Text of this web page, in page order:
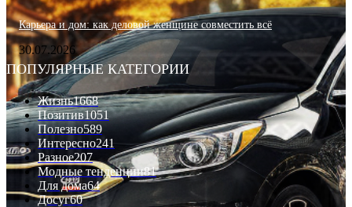
Карьера и дом: как деловой женщине совместить всё
30.07.2026
ПОПУЛЯРНЫЕ КАТЕГОРИИ
Жизнь1668
Позитив1051
Полезно589
Интересно241
Разное207
Модные тенденции81
Для дома64
Досуг60